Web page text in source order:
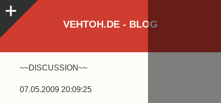
VEHTOH.DE - BLOG
~~DISCUSSION~~
07.05.2009 20:09:25